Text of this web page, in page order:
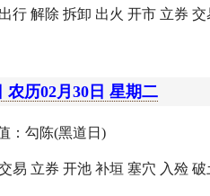
行 解除 拆卸 出火 开市 立券
农历02月30日 星期二
：勾陈(黑道日)
易 立券 开池 补垣 塞穴 入殓